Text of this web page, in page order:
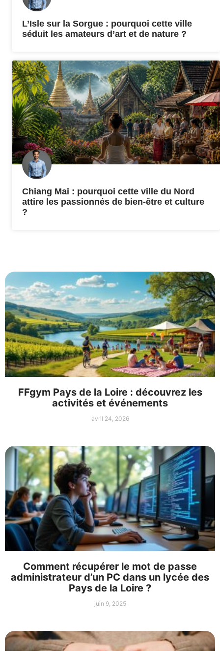
L’Isle sur la Sorgue : pourquoi cette ville
séduit les amateurs d’art et de nature ?
Chiang Mai : pourquoi cette ville du Nord
attire les passionnés de bien-être et culture
?
FFgym Pays de la Loire : découvrez les
activités et événements
avril 24, 2026
Comment récupérer le mot de passe
administrateur d’un PC dans un lycée des
Pays de la Loire ?
juin 9, 2025